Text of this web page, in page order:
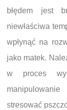
błędem jest
niewłaściwa
wpłynąć na
jako matek.
w proces
stresować